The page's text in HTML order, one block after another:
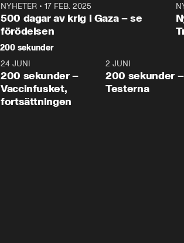
NYHETER • 17 FEB. 2025
500 dagar av krig i Gaza – se
förödelsen
200 sekunder
5:00
24 JUNI
200 sekunder –
Vaccinfusket,
fortsättningen
2 JUNI
200 sekunder –
Testerna